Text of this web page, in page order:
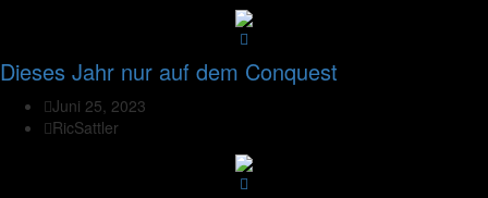
Dieses Jahr nur auf dem Conquest
Juni 25, 2023
RicSattler